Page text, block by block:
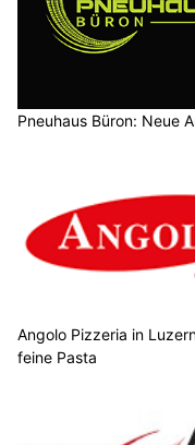
Pneuhaus Büron: Neue
Angolo Pizzeria in
feine Pasta